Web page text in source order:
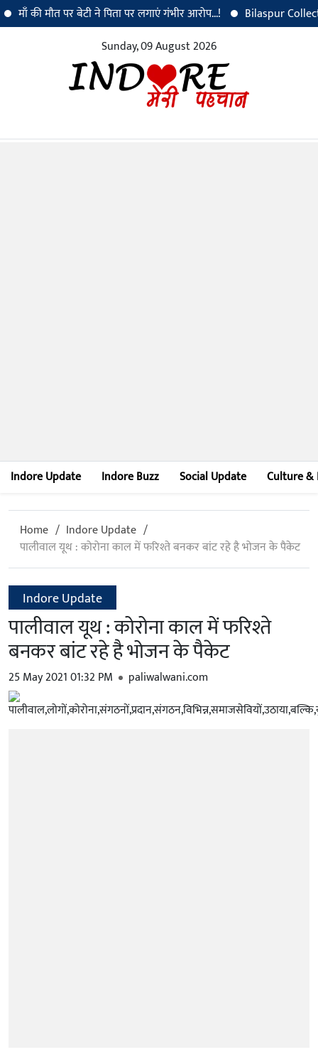
पर बेटी ने पिता पर लगाएं गंभीर आरोप...!
Bilaspur Collector Dr.
Sunday, 09 August 2026
Indore Update Indore Buzz Social Update Culture &
Home
Indore Update
पालीवाल यूथ : कोरोना काल में फरिश्ते बनकर बांट रहे है भोजन के पैकेट
Indore Update
पालीवाल यूथ : कोरोना काल में फरिश्ते
बनकर बांट रहे है भोजन के पैकेट
25 May 2021 01:32 PM paliwalwani.com